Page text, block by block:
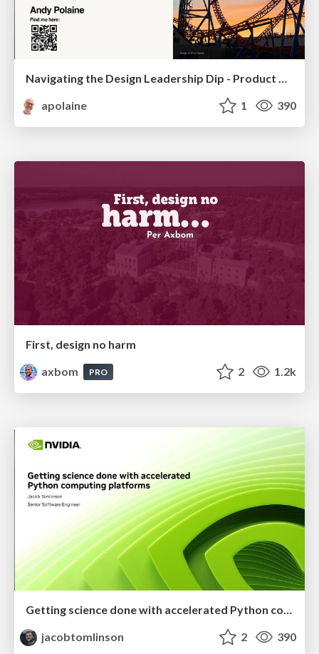
Navigating the Design Leadership Dip - Product Design Week Design Leaders+ Conference 2024
apolaine
1 390
First, design no harm
axbom
PRO 2 1.2k
Getting science done with accelerated Python computing platforms
jacobtomlinson
2 390